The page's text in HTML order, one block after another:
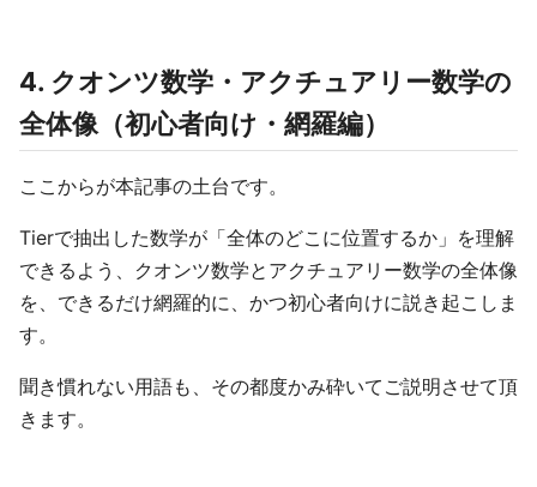
4. クオンツ数学・アクチュアリー数学の
全体像（初心者向け・網羅編）
ここからが本記事の土台です。
Tierで抽出した数学が「全体のどこに位置するか」を理解
できるよう、クオンツ数学とアクチュアリー数学の全体像
を、できるだけ網羅的に、かつ初心者向けに説き起こしま
す。
聞き慣れない用語も、その都度かみ砕いてご説明させて頂
きます。